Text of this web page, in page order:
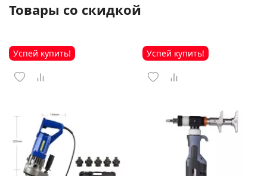
Товары со скидкой
Успей купить! Успей купить!